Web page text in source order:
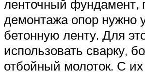
ленточный фундамент,
демонтажа опор нужно
бетонную ленту. Для
использовать сварку,
отбойный молоток. С